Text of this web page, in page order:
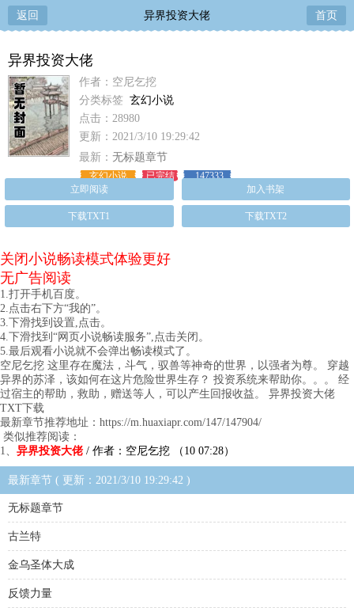
返回 异界投资大佬 首页
异界投资大佬
作者：空尼乞挖
分类标签 玄幻小说
点击：28980
更新：2021/3/10 19:29:42
最新： 无标题章节
玄幻小说 已完结
147333
立即阅读
加入书架
下载TXT1 下载TXT2
关闭小说畅读模式体验更好
无广告阅读
1.打开手机百度。
2.点击右下方“我的”。
3.下滑找到设置,点击。
4.下滑找到“网页小说畅读服务”,点击关闭。
5.最后观看小说就不会弹出畅读模式了。
空尼乞挖 这里存在魔法，斗气，驭兽等神奇的世界，以强者为尊。 穿越
异界的苏泽，该如何在这片危险世界生存？ 投资系统来帮助你。。。 经
过宿主的帮助，救助，赠送等人，可以产生回报收益。 异界投资大佬
TXT下载
最新章节推荐地址：https://m.huaxiapr.com/147/147904/
类似推荐阅读：
1、 异界投资大佬 / 作者：空尼乞挖 （10 07:28）
最新章节 ( 更新：2021/3/10 19:29:42 )
无标题章节
古兰特
金乌圣体大成
反馈力量